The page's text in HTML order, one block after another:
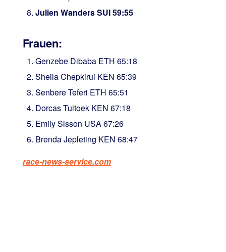
Julien Wanders SUI 59:55
Frauen:
Genzebe Dibaba ETH 65:18
Sheila Chepkirui KEN 65:39
Senbere Teferi ETH 65:51
Dorcas Tuitoek KEN 67:18
Emily Sisson USA 67:26
Brenda Jepleting KEN 68:47
race-news-service.com